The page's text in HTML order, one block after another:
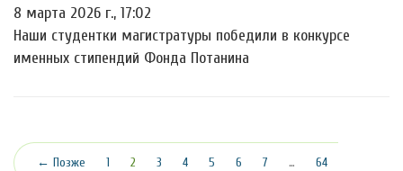
8 марта 2026 г., 17:02
Наши студентки магистратуры победили в конкурсе
именных стипендий Фонда Потанина
← Позже 1 2 (текущая)
3 4 5 6 7 … 64